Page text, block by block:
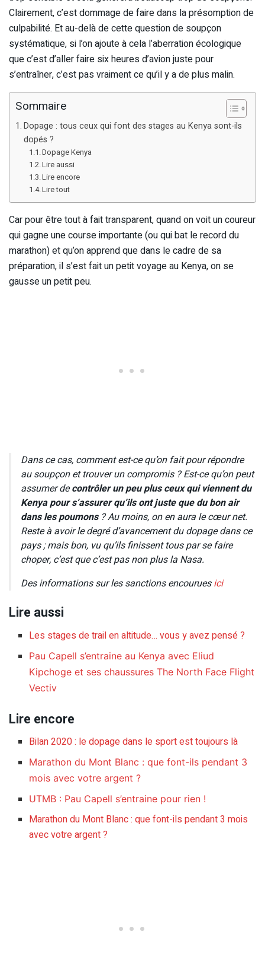
Clairement, c’est dommage de faire dans la présomption de
culpabilité. Et au-delà de cette question de soupçon
systématique, si l’on ajoute à cela l’aberration écologique
que c’est d’aller faire six heures d’avion juste pour
s’entraîner, c’est pas vraiment ce qu’il y a de plus malin.
Sommaire
Dopage : tous ceux qui font des stages au Kenya sont-ils
dopés ?
Dopage Kenya
Lire aussi
Lire encore
Lire tout
Car pour être tout à fait transparent, quand on voit un coureur
qui gagne une course importante (ou qui bat le record du
marathon) et qu’on apprend que dans le cadre de sa
préparation, il s’est fait un petit voyage au Kenya, on se
gausse un petit peu.
Dans ce cas, comment est-ce qu’on fait pour répondre
au soupçon et trouver un compromis ? Est-ce qu’on peut
assumer decontrôler un peu plus ceux qui viennent du
Kenya pour s’assurer qu’ils ont juste que du bon air
dans les poumons? Au moins, on en aura le cœur net.
Reste à avoir le degré d’avancement du dopage dans ce
pays ; mais bon, vu qu’ils finissent tous par se faire
choper, c’est que c’est pas non plus la Nasa.
Des informations sur les sanctions encouruesici
Lire aussi
Les stages de trail en altitude… vous y avez pensé ?
Pau Capell s’entraine au Kenya avec Eliud
Kipchoge et ses chaussures The North Face Flight
Vectiv
Lire encore
Bilan 2020 : le dopage dans le sport est toujours là
Marathon du Mont Blanc : que font-ils pendant 3
mois avec votre argent ?
UTMB : Pau Capell s’entraine pour rien !
Marathon du Mont Blanc : que font-ils pendant 3 mois
avec votre argent ?